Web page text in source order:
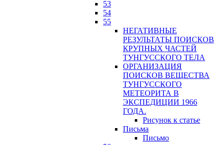
53
54
55
НЕГАТИВНЫЕ
РЕЗУЛЬТАТЫ ПОИСКОВ
КРУПНЫХ ЧАСТЕЙ
ТУНГУССКОГО ТЕЛА
ОРГАНИЗАЦИЯ
ПОИСКОВ ВЕЩЕСТВА
ТУНГУССКОГО
МЕТЕОРИТА В
ЭКСПЕДИЦИИ 1966
ГОДА.
Рисунок к статье
Письма
Письмо